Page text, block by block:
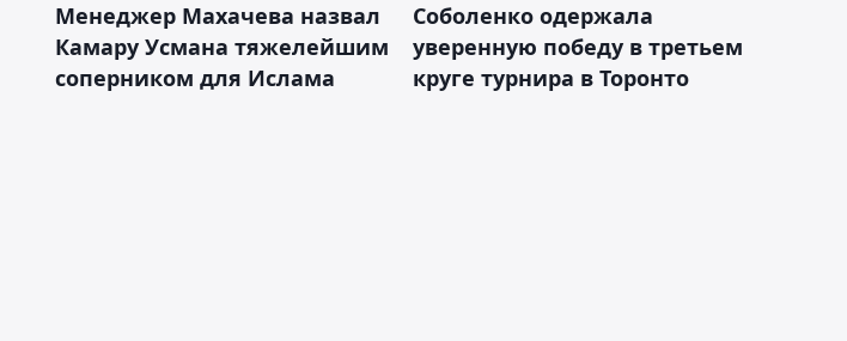
Менеджер Махачева назвал
Камару Усмана тяжелейшим
соперником для Ислама
Соболенко одержала
уверенную победу в третьем
круге турнира в Торонто